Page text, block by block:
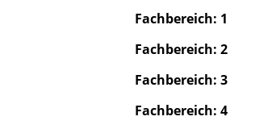
Fachbereich: 1
Fachbereich: 2
Fachbereich: 3
Fachbereich: 4